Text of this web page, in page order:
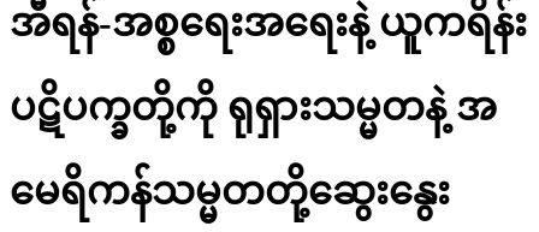
အီရန်-အစ္စရေးအရေးနဲ့ ယူကရိန်း
ပဋိပက္ခတို့ကို ရုရှားသမ္မတနဲ့ အ
မေရိကန်သမ္မတတို့ဆွေးနွေး